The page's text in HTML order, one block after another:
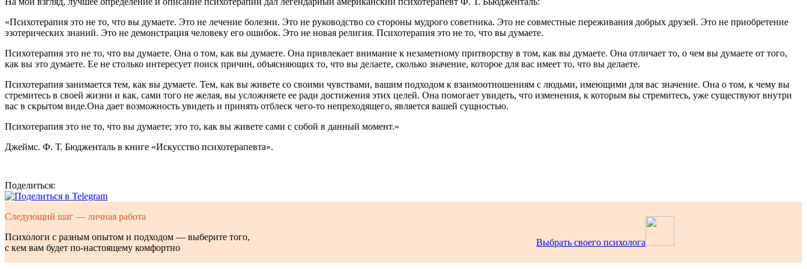
«Психотерапия это не то, что вы думаете. Это не лечение болезни. Это не руководство со стороны мудрого советника. Это не совместные переживания добрых друзей. Это не приобретение
эзотерических знаний. Это не демонстрация человеку его ошибок. Это не новая религия. Психотерапия это не то, что вы думаете.
Психотерапия это не то, что вы думаете. Она о том, как вы думаете. Она привлекает внимание к незаметному притворству в том, как вы думаете. Она отличает то, о чем вы думаете от того,
как вы это думаете. Ее не столько интересует поиск причин, объясняющих то, что вы делаете, сколько значение, которое для вас имеет то, что вы делаете.
Психотерапия занимается тем, как вы думаете. Тем, как вы живете со своими чувствами, вашим подходом к взаимоотношениям с людьми, имеющими для вас значение. Она о том, к чему вы
стремитесь в своей жизни и как, сами того не желая, вы усложняете ее ради достижения этих целей. Она помогает увидеть, что изменения, к которым вы стремитесь, уже существуют внутри
вас в скрытом виде.Она дает возможность увидеть и принять отблеск чего-то непреходящего, является вашей сущностью.
Психотерапия это не то, что вы думаете; это то, как вы живете сами с собой в данный момент.»
Джеймс. Ф. Т. Бюдженталь в книге «Искусство психотерапевта».
Поделиться:
Следующий шаг — личная работа
Психологи с разным опытом и подходом — выберите того,
с кем вам будет по-настоящему комфортно
Выбрать своего психолога